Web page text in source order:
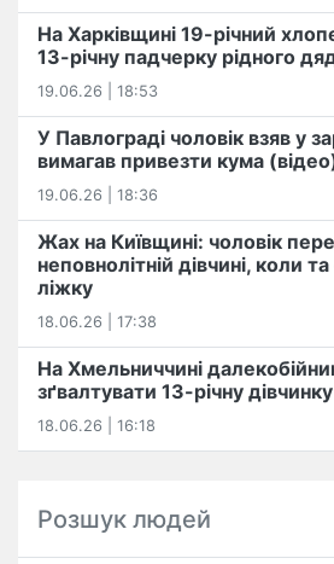
На Харківщині 19-річний
13-річну падчерку рідного
19.06.26 | 18:53
У Павлограді чоловік взяв у
вимагав привезти кума
19.06.26 | 18:36
Жах на Київщині: чоловік
неповнолітній дівчині, коли
ліжку
18.06.26 | 17:38
На Хмельниччині
зґвалтувати 13-річну дівчинку
18.06.26 | 16:18
Розшук людей